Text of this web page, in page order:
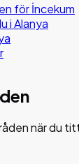
för İncekum
i Alanya
när du